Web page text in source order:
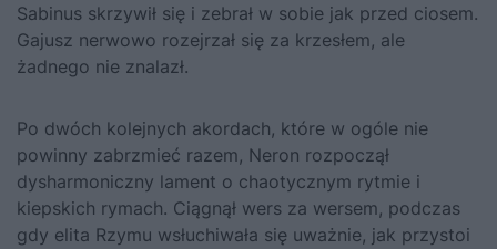
Sabinus skrzywił się i zebrał w sobie jak przed ciosem.
Gajusz nerwowo rozejrzał się za krzesłem, ale
żadnego nie znalazł.
Po dwóch kolejnych akordach, które w ogóle nie
powinny zabrzmieć razem, Neron rozpoczął
dysharmoniczny lament o chaotycznym rytmie i
kiepskich rymach. Ciągnął wers za wersem, podczas
gdy elita Rzymu wsłuchiwała się uważnie, jak przystoi